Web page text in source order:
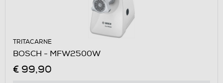
TRITACARNE
BOSCH - MFW2500W
€ 99,90